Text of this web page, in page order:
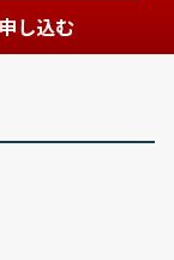
し込む